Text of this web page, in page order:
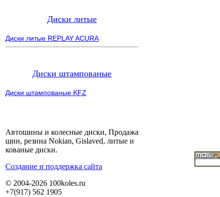
Диски литые
Диски литые REPLAY ACURA
Диски штампованые
Диски штампованые KFZ
Автошины и колесные диски, Продажа
шин, резина Nokian, Gislaved, литые и
кованые диски.
Cоздание и поддержка сайта
© 2004-2026 100koles.ru
+7(917) 562 1905